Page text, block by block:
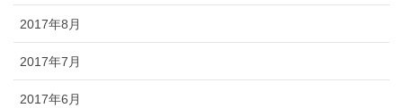
2017年8月
2017年7月
2017年6月